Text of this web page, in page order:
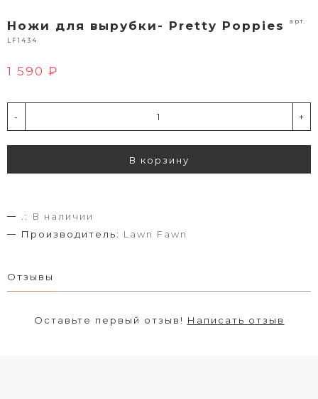
Ножи для вырубки- Pretty Poppies арт.
LF1434
1 590 ₽
- +
В корзину
.:
В наличии
Производитель: Lawn Fawn
Отзывы
Оставьте первый отзыв! Написать отзыв